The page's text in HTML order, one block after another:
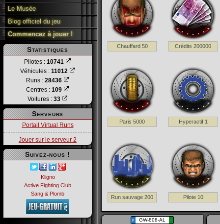
Le Musée
Blog officiel du jeu
Commencez à jouer !
Statistiques
Pilotes : 10741
Véhicules : 11012
Runs : 28436
Centres : 109
Voitures : 33
Serveurs
Portail Virtual Runs
Jouer sur le serveur 2
Suivez-nous !
Kligno
Active Fighting Club
Sang & Plomb
Chauffard 50 Crédits 200000
Paris 5000 Hyperactif 1
Run sauvage 200 Pilote 10
F GW-808-AL